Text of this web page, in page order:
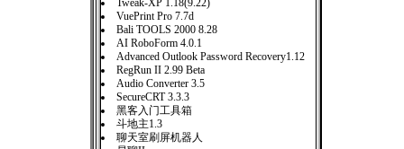
Tweak-XP 1.18(9.22)
VuePrint Pro 7.7d
Bali TOOLS 2000 8.28
AI RoboForm 4.0.1
Advanced Outlook Password Recovery1.12
RegRun II 2.99 Beta
Audio Converter 3.5
SecureCRT 3.3.3
黑客入门工具箱
斗地主1.3
聊天室刷屏机器人